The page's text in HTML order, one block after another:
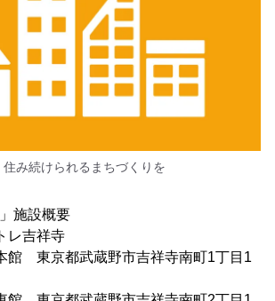
住み続けられるまちづくりを
施設概要
吉祥寺
東京都武蔵野市吉祥寺南町1丁目1